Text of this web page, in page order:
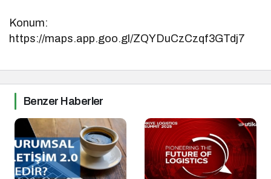
Konum:
https://maps.app.goo.gl/ZQYDuCzCzqf3GTdj7
Benzer Haberler